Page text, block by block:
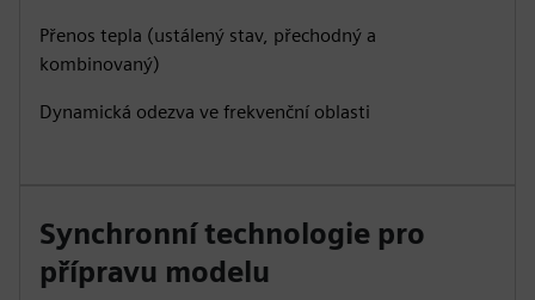
Přenos tepla (ustálený stav, přechodný a
kombinovaný)
Dynamická odezva ve frekvenční oblasti
Synchronní technologie pro
přípravu modelu